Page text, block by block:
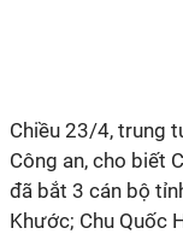
Chiều 23/4, trung
Công an, cho biết
đã bắt 3 cán bộ
Khước; Chu Quốc